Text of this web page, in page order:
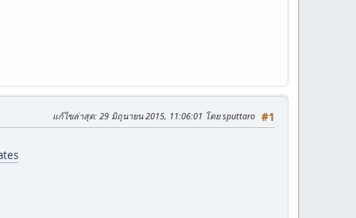
#1
แก้ไขล่าสุด: 29 มิถุนายน 2015, 11:06:01 โดย sputtaro